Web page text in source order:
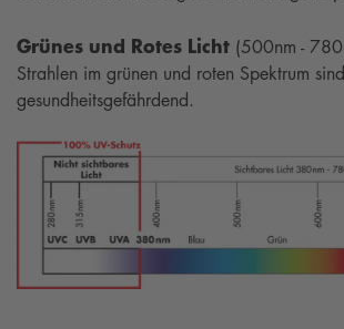
Grünes und Rotes Licht (500nm -
Strahlen im grünen und roten Spektrum
gesundheitsgefährdend.